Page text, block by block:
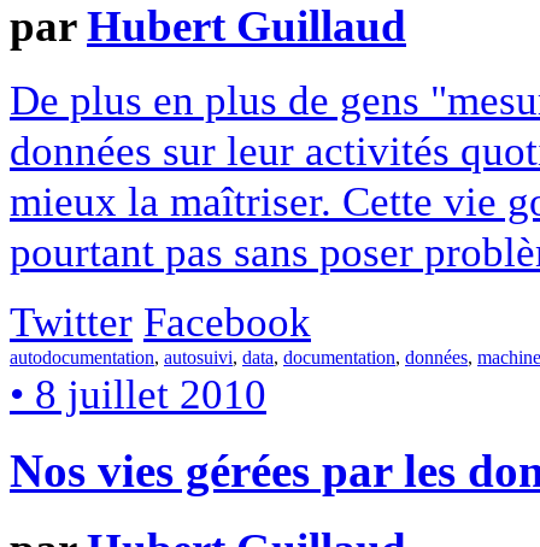
parHubert Guillaud
De plus en plus de gens
données sur leur activités
mieux la maîtriser. Cette vie
pourtant pas sans poser
Twitter Facebook
autodocumentation, autosuivi, data, documentation, données,
• 8 juillet 2010
Nos vies gérées par les